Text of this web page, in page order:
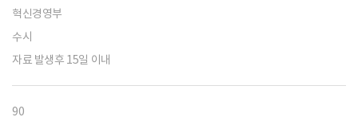
혁신경영부
수시
자료 발생후 15일 이내
90